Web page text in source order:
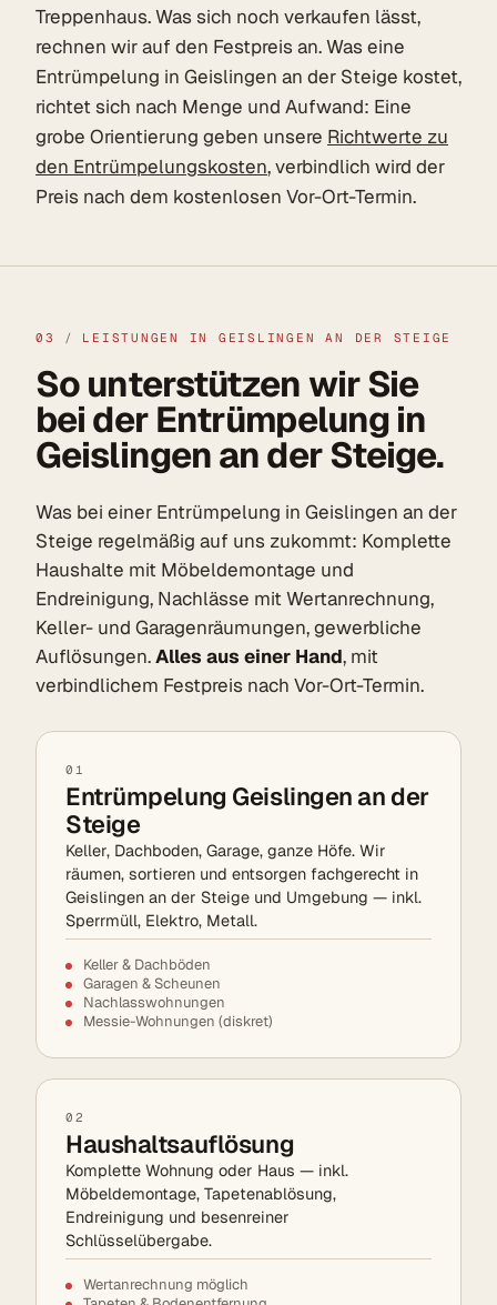
Treppenhaus. Was sich noch verkaufen lässt,
rechnen wir auf den Festpreis an. Was eine
Entrümpelung in Geislingen an der Steige kostet,
richtet sich nach Menge und Aufwand: Eine
grobe Orientierung geben unsere Richtwerte zu
den Entrümpelungskosten, verbindlich wird der
Preis nach dem kostenlosen Vor-Ort-Termin.
03 / LEISTUNGEN IN GEISLINGEN AN DER STEIGE
So unterstützen wir Sie
bei der Entrümpelung in
Geislingen an der Steige.
Was bei einer Entrümpelung in Geislingen an der
Steige regelmäßig auf uns zukommt: Komplette
Haushalte mit Möbeldemontage und
Endreinigung, Nachlässe mit Wertanrechnung,
Keller- und Garagenräumungen, gewerbliche
Auflösungen.Alles aus einer Hand, mit
verbindlichem Festpreis nach Vor-Ort-Termin.
01
Entrümpelung Geislingen an der
Steige
Keller, Dachboden, Garage, ganze Höfe. Wir
räumen, sortieren und entsorgen fachgerecht in
Geislingen an der Steige und Umgebung — inkl.
Sperrmüll, Elektro, Metall.
Keller & Dachböden
Garagen & Scheunen
Nachlasswohnungen
Messie-Wohnungen (diskret)
02
Haushaltsauflösung
Komplette Wohnung oder Haus — inkl.
Möbeldemontage, Tapetenablösung,
Endreinigung und besenreiner
Schlüsselübergabe.
Wertanrechnung möglich